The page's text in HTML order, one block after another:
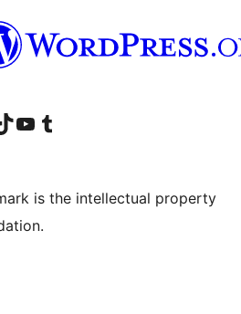
d'Instagram
compte de LinkedIn
el nostre compte de TikTok
Visiteu el nostre canal al YouTube
Visiteu el nostre compte de Tumblr
is the intellectual property